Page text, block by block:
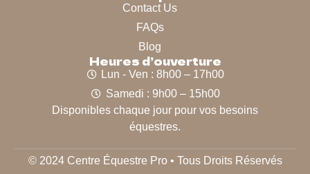
Contact Us
FAQs
Blog
Heures d’ouverture
Lun - Ven : 8h00 – 17h00
Samedi : 9h00 – 15h00
Disponibles chaque jour pour vos besoins
équestres.
© 2024 Centre Équestre Pro • Tous Droits Réservés